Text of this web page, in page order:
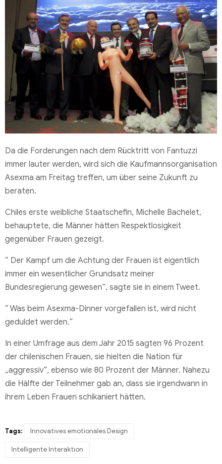
Da die Forderungen nach dem Rücktritt von Fantuzzi
immer lauter werden, wird sich die Kaufmannsorganisation
Asexma am Freitag treffen, um über seine Zukunft zu
beraten.
Chiles erste weibliche Staatschefin, Michelle Bachelet,
behauptete, die Männer hätten Respektlosigkeit
gegenüber Frauen gezeigt.
“ Der Kampf um die Achtung der Frauen ist eigentlich
immer ein wesentlicher Grundsatz meiner
Bundesregierung gewesen“, sagte sie in einem Tweet.
“ Was beim Asexma-Dinner vorgefallen ist, wird nicht
geduldet werden.“
In einer Umfrage aus dem Jahr 2015 sagten 96 Prozent
der chilenischen Frauen, sie hielten die Nation für
„aggressiv“, ebenso wie 80 Prozent der Männer. Nahezu
die Hälfte der Teilnehmer gab an, dass sie irgendwann in
ihrem Leben Frauen schikaniert hätten.
Tags: Innovatives emotionales Design
Intelligente Interaktion